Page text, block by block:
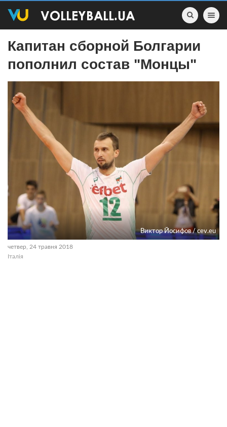
Toggle
Капитан сборной Болгарии
пополнил состав "Монцы"
Виктор Йосифов / cev.eu
четвер, 24 травня 2018
Італія